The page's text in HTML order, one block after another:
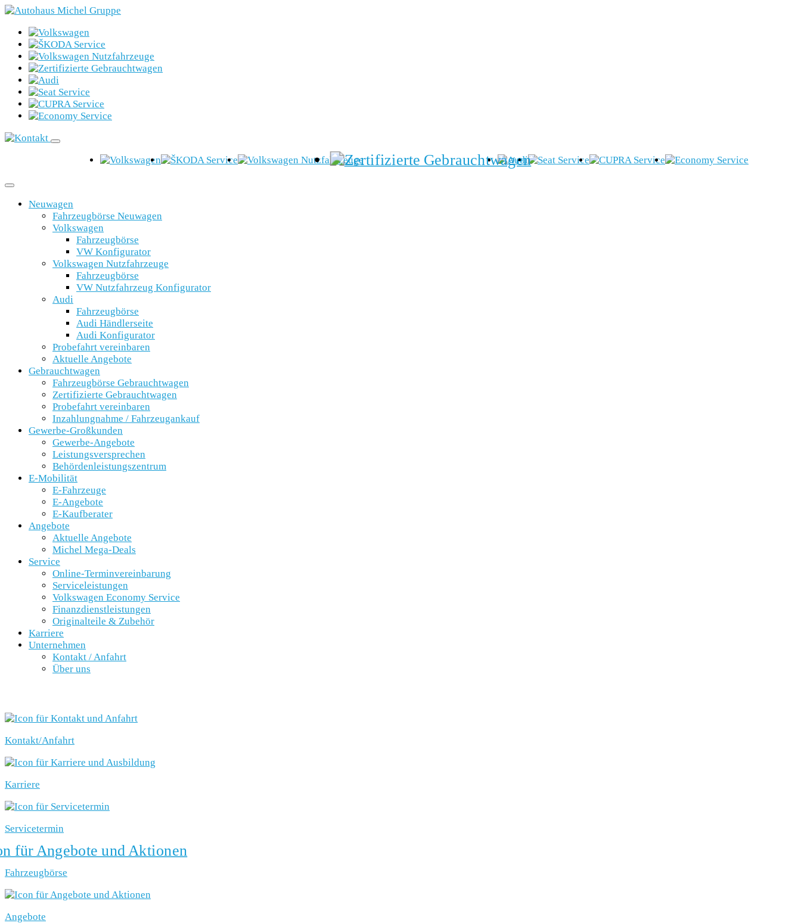
Neuwagen
Fahrzeugbörse Neuwagen
Volkswagen
Fahrzeugbörse
VW Konfigurator
Volkswagen Nutzfahrzeuge
Fahrzeugbörse
VW Nutzfahrzeug Konfigurator
Audi
Fahrzeugbörse
Audi Händlerseite
Audi Konfigurator
Probefahrt vereinbaren
Aktuelle Angebote
Gebrauchtwagen
Fahrzeugbörse Gebrauchtwagen
Zertifizierte Gebrauchtwagen
Probefahrt vereinbaren
Inzahlungnahme / Fahrzeugankauf
Gewerbe-Großkunden
Gewerbe-Angebote
Leistungsversprechen
Behördenleistungszentrum
E-Mobilität
E-Fahrzeuge
E-Angebote
E-Kaufberater
Angebote
Aktuelle Angebote
Michel Mega-Deals
Service
Online-Terminvereinbarung
Serviceleistungen
Volkswagen Economy Service
Finanzdienstleistungen
Originalteile & Zubehör
Karriere
Unternehmen
Kontakt / Anfahrt
Über uns
Kontakt/Anfahrt
Karriere
Servicetermin
Fahrzeugbörse
Angebote